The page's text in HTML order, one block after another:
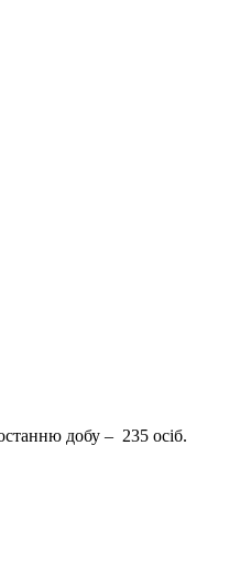
добу – 235 осіб.